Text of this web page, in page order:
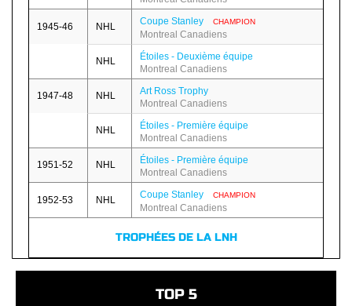
1945-46 NHL Coupe Stanley CHAMPION
Montreal Canadiens
NHL
Étoiles - Deuxième équipe
Montreal Canadiens
1947-48 NHL
Art Ross Trophy
Montreal Canadiens
NHL
Étoiles - Première équipe
Montreal Canadiens
1951-52 NHL
Étoiles - Première équipe
Montreal Canadiens
1952-53 NHL Coupe Stanley CHAMPION
Montreal Canadiens
TROPHÉES DE LA LNH
TOP 5